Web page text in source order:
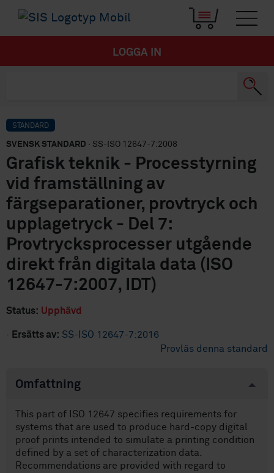
LOGGA IN
STANDARD
SVENSK STANDARD · SS-ISO 12647-7:2008
Grafisk teknik - Processtyrning
vid framställning av
färgseparationer, provtryck och
upplagetryck - Del 7:
Provtrycksprocesser utgående
direkt från digitala data (ISO
12647-7:2007, IDT)
Status: Upphävd
· Ersätts av: SS-ISO 12647-7:2016
Provläs denna standard
Omfattning
This part of ISO 12647 specifies requirements for
systems that are used to produce hard-copy digital
proof prints intended to simulate a printing condition
defined by a set of characterization data.
Recommendations are provided with regard to